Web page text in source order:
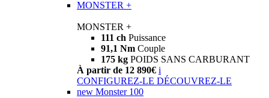
MONSTER +
MONSTER +
111 ch Puissance
91,1 Nm Couple
175 kg POIDS SANS CARBURANT
À partir de 12 890€ i
CONFIGUREZ-LE DÉCOUVREZ-LE
new Monster 100